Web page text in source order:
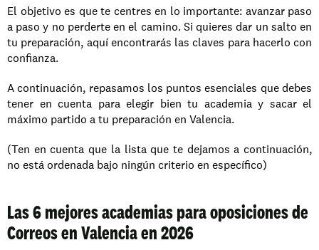
El objetivo es que te centres en lo importante: avanzar paso
a paso y no perderte en el camino. Si quieres dar un salto en
tu preparación, aquí encontrarás las claves para hacerlo con
confianza.
A continuación, repasamos los puntos esenciales que debes
tener en cuenta para elegir bien tu academia y sacar el
máximo partido a tu preparación en Valencia.
(Ten en cuenta que la lista que te dejamos a continuación,
no está ordenada bajo ningún criterio en específico)
Las 6 mejores academias para oposiciones de
Correos en Valencia en 2026